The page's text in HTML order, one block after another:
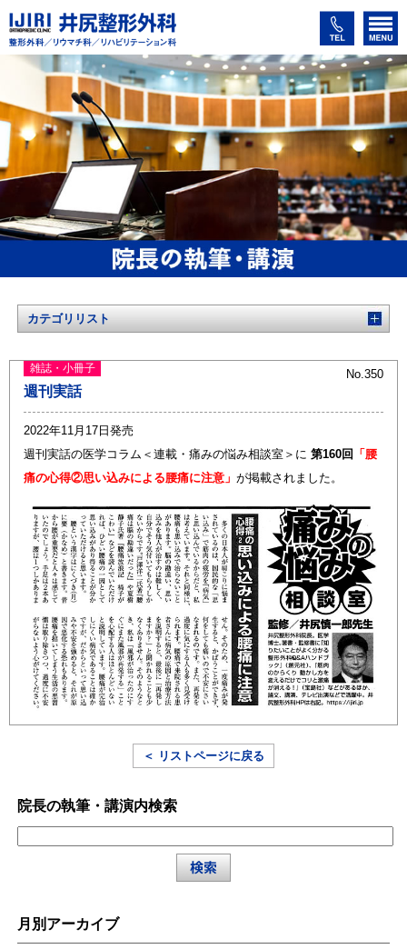
カテゴリリスト
雑誌・小冊子 No.350
週刊実話
2022年11月17日発売
週刊実話の医学コラム＜連載・痛みの悩み相談室＞に 第160回 「腰
痛の心得②思い込みによる腰痛に注意」 が掲載されました。
＜ リストページに戻る
院長の執筆・講演内検索
月別アーカイブ